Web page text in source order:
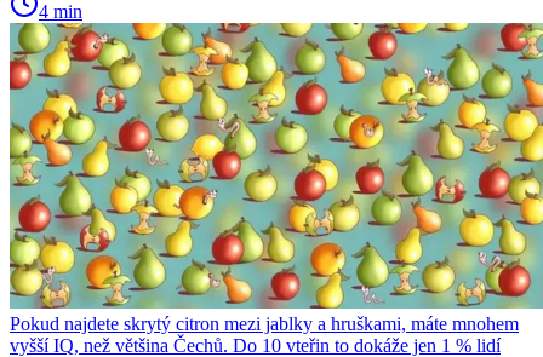
4 min
Pokud najdete skrytý citron mezi jablky a hruškami, máte mnohem
vyšší IQ, než většina Čechů. Do 10 vteřin to dokáže jen 1 % lidí